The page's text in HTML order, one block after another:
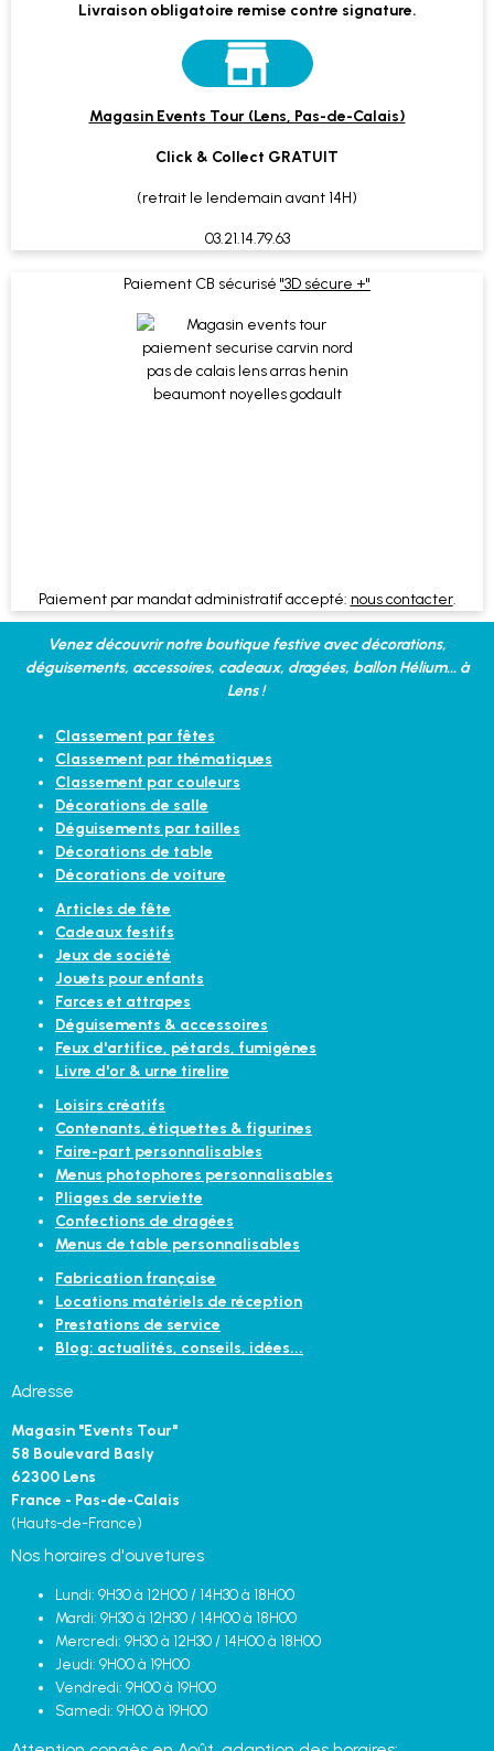
Livraison obligatoire remise contre signature.
Magasin Events Tour (Lens, Pas-de-Calais)
Click & Collect GRATUIT
(retrait le lendemain avant 14H)
03.21.14.79.63
Paiement CB sécurisé "3D sécure +"
Paiement par mandat administratif accepté: nous contacter.
Venez découvrir notre boutique festive avec décorations,
déguisements, accessoires, cadeaux, dragées, ballon Hélium... à
Lens !
Classement par fêtes
Classement par thématiques
Classement par couleurs
Décorations de salle
Déguisements par tailles
Décorations de table
Décorations de voiture
Articles de fête
Cadeaux festifs
Jeux de société
Jouets pour enfants
Farces et attrapes
Déguisements & accessoires
Feux d'artifice, pétards, fumigènes
Livre d'or & urne tirelire
Loisirs créatifs
Contenants, étiquettes & figurines
Faire-part personnalisables
Menus photophores personnalisables
Pliages de serviette
Confections de dragées
Menus de table personnalisables
Fabrication française
Locations matériels de réception
Prestations de service
Blog: actualités, conseils, idées...
Adresse
Magasin "Events Tour"
58 Boulevard Basly
62300 Lens
France - Pas-de-Calais
(Hauts-de-France)
Nos horaires d'ouvetures
Lundi: 9H30 à 12H00 / 14H30 à 18H00
Mardi: 9H30 à 12H30 / 14H00 à 18H00
Mercredi: 9H30 à 12H30 / 14H00 à 18H00
Jeudi: 9H00 à 19H00
Vendredi: 9H00 à 19H00
Samedi: 9H00 à 19H00